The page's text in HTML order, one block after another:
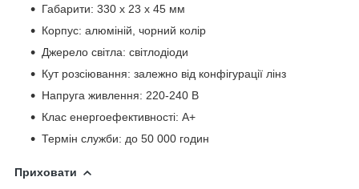
Габарити: 330 х 23 х 45 мм
Корпус: алюміній, чорний колір
Джерело світла: світлодіоди
Кут розсіювання: залежно від конфігурації лінз
Напруга живлення: 220-240 В
Клас енергоефективності: А+
Термін служби: до 50 000 годин
Приховати